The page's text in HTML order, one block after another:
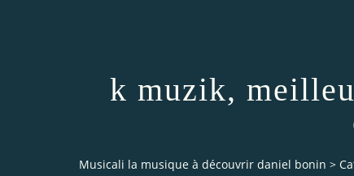
k muzik,
Musicali la musique à découvrir daniel bonin >